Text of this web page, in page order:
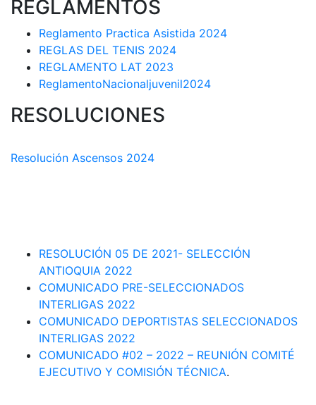
REGLAMENTOS
Reglamento Practica Asistida 2024
REGLAS DEL TENIS 2024
REGLAMENTO LAT 2023
ReglamentoNacionaljuvenil2024
RESOLUCIONES
Resolución Ascensos 2024
RESOLUCIÓN 05 DE 2021- SELECCIÓN
ANTIOQUIA 2022
COMUNICADO PRE-SELECCIONADOS
INTERLIGAS 2022
COMUNICADO DEPORTISTAS SELECCIONADOS
INTERLIGAS 2022
COMUNICADO #02 – 2022 – REUNIÓN COMITÉ
EJECUTIVO Y COMISIÓN TÉCNICA.